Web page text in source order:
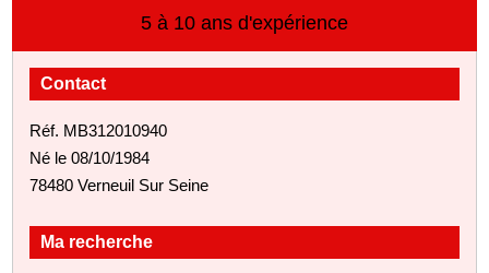
5 à 10 ans d'expérience
Contact
Réf. MB312010940
Né le 08/10/1984
78480 Verneuil Sur Seine
Ma recherche